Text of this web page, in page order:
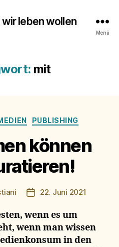
leben wollen
Menü
mit
KategorienPUBLISHING
können
Beitragsdatum
22. Juni 2021
wenn es um
wenn man wissen
in den